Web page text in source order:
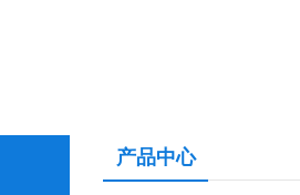
产品中心